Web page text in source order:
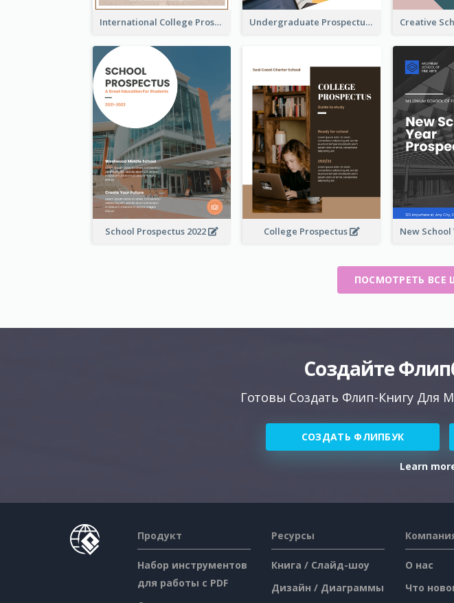
International College Prospectus Undergraduate Prospectus
School Prospectus 2022 College Prospectus
ПОСМОТРЕТЬ ВСЕ
Создайте
Готовы Создать Флип-Книгу Для
СОЗДАТЬ ФЛИПБУК
Learn
Продукт
Набор инструментов
для работы с PDF
Ресурсы
Книга / Слайд-шоу
Дизайн / Диаграммы
О нас
Что